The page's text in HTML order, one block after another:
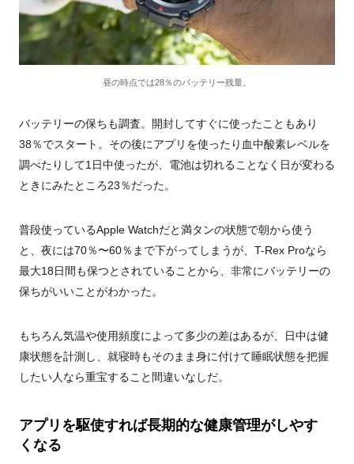
昼の時点では28％のバッテリー残量。
バッテリーの保ちも調査。開封してすぐに使ったこともあり
38％でスタート。その後にアプリを使ったり血中酸素レベルを
調べたりして1日中使ったが、電池は切れることなく日が変わる
ときにみたところ23％だった。
普段使っているApple Watchだと満タンの状態で朝から使う
と、夜には70％〜60％まで下がってしまうが、 T-Rex Proなら
最大18日間も保つとされていることから、非常にバッテリーの
保ちがいいことがわかった。
もちろん気温や使用頻度によって多少の差はあるが、日中は健
康状態を計測し、就寝時もそのまま身に付けて睡眠状態を把握
したい人なら重宝すること間違いなしだ。
アプリを駆使すれば長期的な健康管理がしやす
くなる